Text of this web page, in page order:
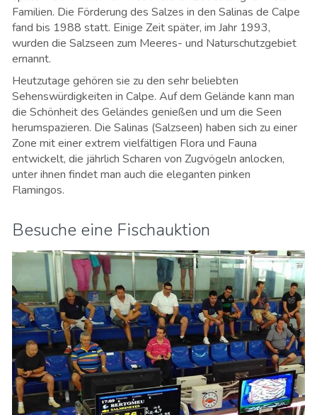
Familien. Die Förderung des Salzes in den Salinas de Calpe
fand bis 1988 statt. Einige Zeit später, im Jahr 1993,
wurden die Salzseen zum Meeres- und Naturschutzgebiet
ernannt.
Heutzutage gehören sie zu den sehr beliebten
Sehenswürdigkeiten in Calpe. Auf dem Gelände kann man
die Schönheit des Geländes genießen und um die Seen
herumspazieren. Die Salinas (Salzseen) haben sich zu einer
Zone mit einer extrem vielfältigen Flora und Fauna
entwickelt, die jährlich Scharen von Zugvögeln anlocken,
unter ihnen findet man auch die eleganten pinken
Flamingos.
Besuche eine Fischauktion